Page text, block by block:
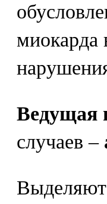
миокарда
Ведущая
случаев –